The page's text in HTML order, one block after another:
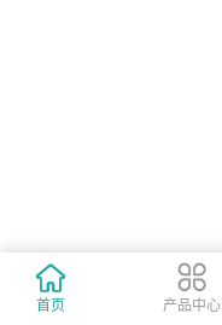
首页 产品中心